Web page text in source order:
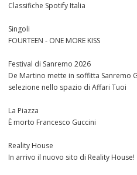
Classifiche Spotify Italia
Singoli
FOURTEEN - ONE MORE KISS
Festival di Sanremo 2026
De Martino mette in soffitta Sanremo
selezione nello spazio di Affari Tuoi
La Piazza
È morto Francesco Guccini
Reality House
In arrivo il nuovo sito di Reality House!